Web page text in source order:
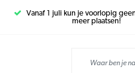
Vanaf 1 juli kun je voorlopig
meer plaatsen!